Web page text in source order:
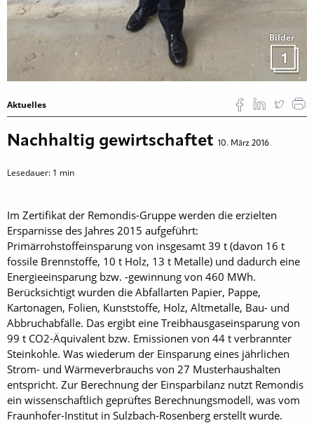
Bilder
1
Aktuelles
Nach­haltig gewirtschaftet 10. März 2016
Lesedauer: 1 min
Im Zertifikat der Remondis-Gruppe werden die erzielten
Ersparnisse des Jahres 2015 aufgeführt:
Primärrohstoffeinsparung von insgesamt 39 t (davon 16 t
fossile Brennstoffe, 10 t Holz, 13 t Metalle) und dadurch eine
Energieeinsparung bzw. -gewinnung von 460 MWh.
Berücksichtigt wurden die Abfallarten Papier, Pappe,
Kartonagen, Folien, Kunststoffe, Holz, Altmetalle, Bau- und
Abbruchabfälle. Das ergibt eine Treibhausgaseinsparung von
99 t CO2-Äquivalent bzw. Emissionen von 44 t verbrannter
Steinkohle. Was wiederum der Einsparung eines jährlichen
Strom- und Wärmeverbrauchs von 27 Musterhaushalten
entspricht. Zur Berechnung der Einsparbilanz nutzt Remondis
ein wissenschaftlich geprüftes Berechnungsmodell, was vom
Fraunhofer-Institut in Sulzbach-Rosenberg erstellt wurde.